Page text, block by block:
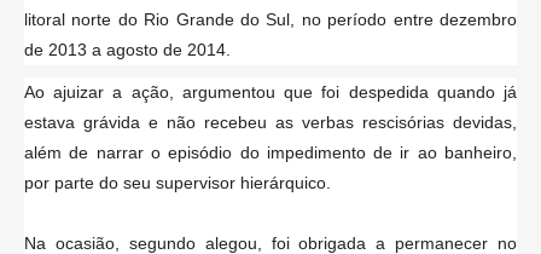
litoral norte do Rio Grande do Sul, no período entre dezembro
de 2013 a agosto de 2014.
Ao ajuizar a ação, argumentou que foi despedida quando já
estava grávida e não recebeu as verbas rescisórias devidas,
além de narrar o episódio do impedimento de ir ao banheiro,
por parte do seu supervisor hierárquico.
Na ocasião, segundo alegou, foi obrigada a permanecer no